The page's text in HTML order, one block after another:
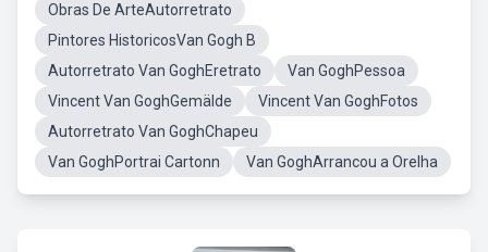
Obras De ArteAutorretrato
Pintores HistoricosVan Gogh B
Autorretrato Van GoghEretrato
Van GoghPessoa
Vincent Van GoghGemälde
Vincent Van GoghFotos
Autorretrato Van GoghChapeu
Van GoghPortrai Cartonn
Van GoghArrancou a Orelha